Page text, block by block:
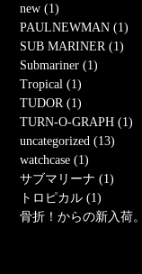
new (1)
PAULNEWMAN (1)
SUB MARINER (1)
Submariner (1)
Tropical (1)
TUDOR (1)
TURN-O-GRAPH (1)
uncategorized (13)
watchcase (1)
サブマリーナ (1)
トロピカル (1)
骨折！からの新入荷